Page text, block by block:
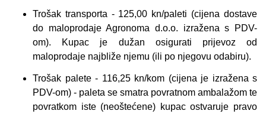
Trošak transporta - 125,00 kn/paleti (cijena dostave
do maloprodaje Agronoma d.o.o. izražena s PDV-
om). Kupac je dužan osigurati prijevoz od
maloprodaje najbliže njemu (ili po njegovu odabiru).
Trošak palete - 116,25 kn/kom (cijena je izražena s
PDV-om) - paleta se smatra povratnom ambalažom te
povratkom iste (neoštećene) kupac ostvaruje pravo